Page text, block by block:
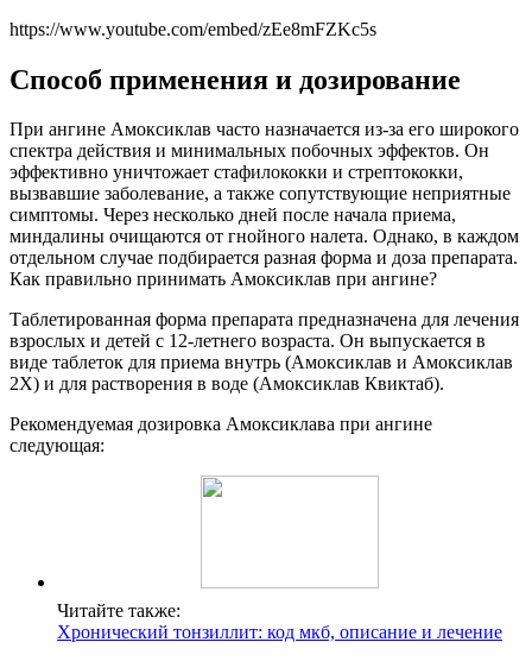
https://www.youtube.com/embed/zEe8mFZKc5s
Способ применения и дозирование
При ангине Амоксиклав часто назначается из-за его широкого
спектра действия и минимальных побочных эффектов. Он
эффективно уничтожает стафилококки и стрептококки,
вызвавшие заболевание, а также сопутствующие неприятные
симптомы. Через несколько дней после начала приема,
миндалины очищаются от гнойного налета. Однако, в каждом
отдельном случае подбирается разная форма и доза препарата.
Как правильно принимать Амоксиклав при ангине?
Таблетированная форма препарата предназначена для лечения
взрослых и детей с 12-летнего возраста. Он выпускается в
виде таблеток для приема внутрь (Амоксиклав и Амоксиклав
2Х) и для растворения в воде (Амоксиклав Квиктаб).
Рекомендуемая дозировка Амоксиклава при ангине
следующая:
Читайте также:
Хронический тонзиллит: код мкб, описание и лечение